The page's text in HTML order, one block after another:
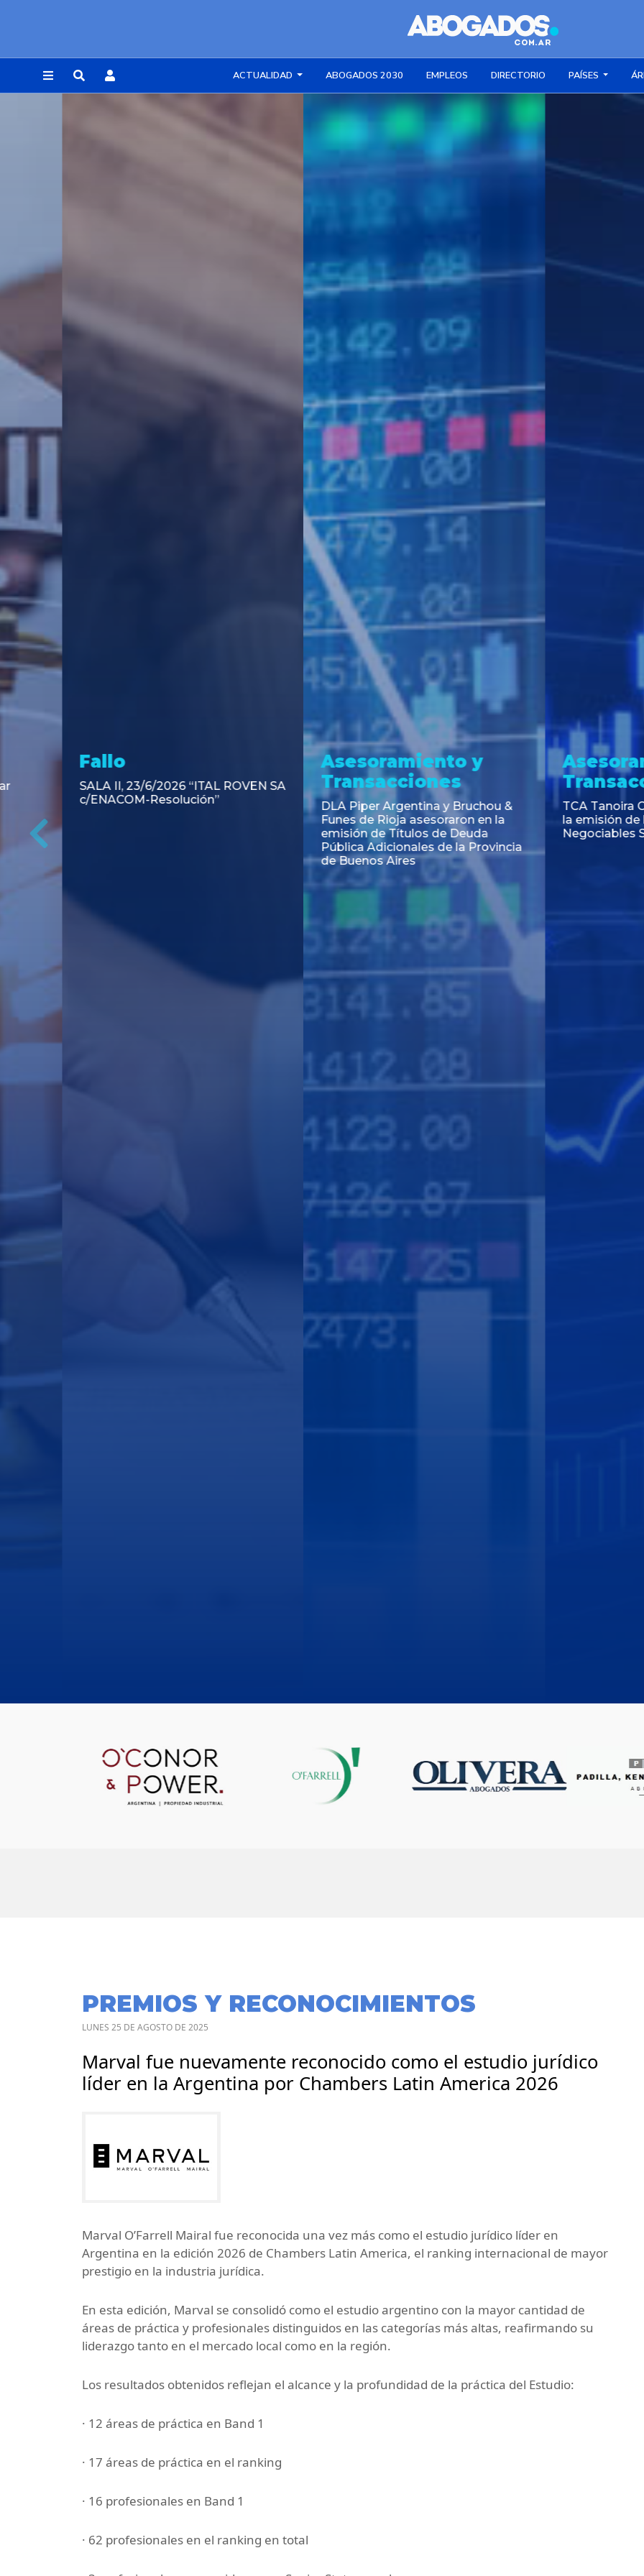
ACTUALIDAD ABOGADOS 2030 EMPLEOS DIRECTORIO PAÍSES
Asesoramiento y
Transacciones
DLA Piper Argentina y Bruchou &
Funes de Rioja asesoraron en la
emisión de Títulos de Deuda
Pública Adicionales de la Provincia
Asesoramiento y
Transacciones
TCA Tanoira Cassagne asesoró en
la emisión de las Obligaciones
Negociables Serie I de Yacopini Süd
Noticia
El INAES unifica y
régimen informativo
cooperativas y mutuales
Previous
PREMIOS Y RECONOCIMIENTOS
LUNES 25 DE AGOSTO DE 2025
Marval fue nuevamente reconocido como el estudio jurídico
líder en la Argentina por Chambers Latin America 2026
Marval O’Farrell Mairal fue reconocida una vez más como el estudio jurídico líder en
Argentina en la edición 2026 de Chambers Latin America, el ranking internacional de mayor
prestigio en la industria jurídica.
En esta edición, Marval se consolidó como el estudio argentino con la mayor cantidad de
áreas de práctica y profesionales distinguidos en las categorías más altas, reafirmando su
liderazgo tanto en el mercado local como en la región.
Los resultados obtenidos reflejan el alcance y la profundidad de la práctica del Estudio:
· 12 áreas de práctica en Band 1
· 17 áreas de práctica en el ranking
· 16 profesionales en Band 1
· 62 profesionales en el ranking en total